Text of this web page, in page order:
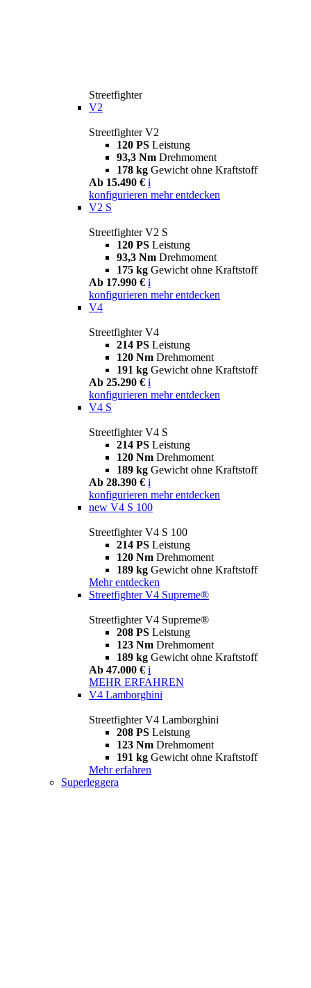
Streetfighter
V2
Streetfighter V2
120 PS Leistung
93,3 Nm Drehmoment
178 kg Gewicht ohne Kraftstoff
Ab 15.490 € i
konfigurieren mehr entdecken
V2 S
Streetfighter V2 S
120 PS Leistung
93,3 Nm Drehmoment
175 kg Gewicht ohne Kraftstoff
Ab 17.990 € i
konfigurieren mehr entdecken
V4
Streetfighter V4
214 PS Leistung
120 Nm Drehmoment
191 kg Gewicht ohne Kraftstoff
Ab 25.290 € i
konfigurieren mehr entdecken
V4 S
Streetfighter V4 S
214 PS Leistung
120 Nm Drehmoment
189 kg Gewicht ohne Kraftstoff
Ab 28.390 € i
konfigurieren mehr entdecken
new V4 S 100
Streetfighter V4 S 100
214 PS Leistung
120 Nm Drehmoment
189 kg Gewicht ohne Kraftstoff
Mehr entdecken
Streetfighter V4 Supreme®
Streetfighter V4 Supreme®
208 PS Leistung
123 Nm Drehmoment
189 kg Gewicht ohne Kraftstoff
Ab 47.000 € i
MEHR ERFAHREN
V4 Lamborghini
Streetfighter V4 Lamborghini
208 PS Leistung
123 Nm Drehmoment
191 kg Gewicht ohne Kraftstoff
Mehr erfahren
Superleggera